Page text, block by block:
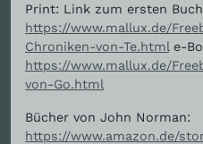
Print: Link zum ersten
https://www.mallux.de/
Chroniken-von-Te.html e-
https://www.mallux.de/
von-Go.html
Bücher von John Norman:
https://www.amazon.de/